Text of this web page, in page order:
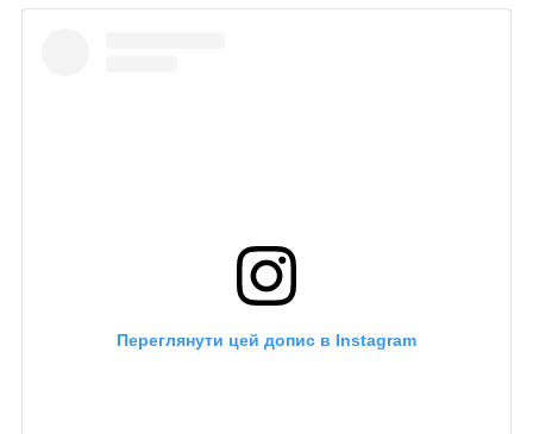
Переглянути цей допис в Instagram